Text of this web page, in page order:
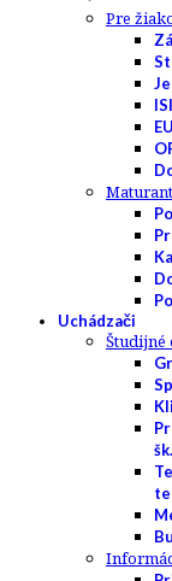
Pre
Uchádzači